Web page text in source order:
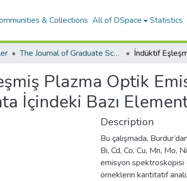
& Collections All of DSpace Statistics
The Journal of Graduate School of Natural and Applied Sciences of Mehmet Akif Ersoy University
Plazma Optik
İçindeki Bazı
Description
Bu çalışmada,
Bi, Cd, Co, Cu, Mn, Mo,
emisyon spektroskopisi
örneklerin kantitatif